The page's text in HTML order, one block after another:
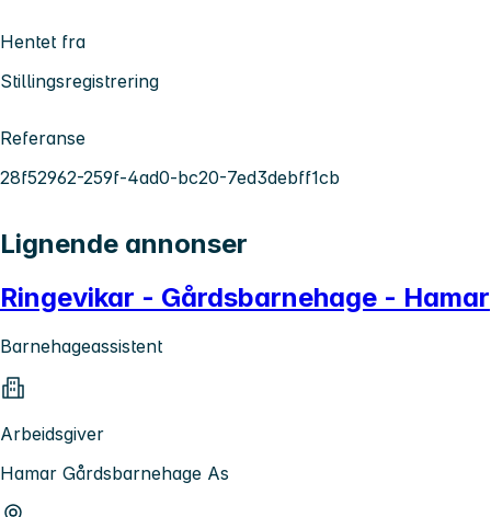
Hentet fra
Stillingsregistrering
Referanse
28f52962-259f-4ad0-bc20-7ed3debff1cb
Lignende annonser
Ringevikar - Gårdsbarnehage - Hamar
Barnehageassistent
Arbeidsgiver
Hamar Gårdsbarnehage As